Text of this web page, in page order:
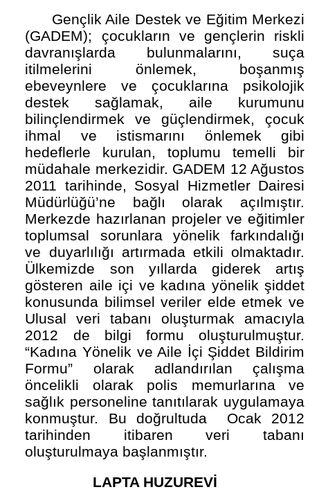
Gençlik Aile Destek ve Eğitim Merkezi
(GADEM); çocukların ve gençlerin riskli
davranışlarda bulunmalarını, suça
itilmelerini önlemek, boşanmış
ebeveynlere ve çocuklarına psikolojik
destek sağlamak, aile kurumunu
bilinçlendirmek ve güçlendirmek, çocuk
ihmal ve istismarını önlemek gibi
hedeflerle kurulan, toplumu temelli bir
müdahale merkezidir. GADEM 12 Ağustos
2011 tarihinde, Sosyal Hizmetler Dairesi
Müdürlüğü’ne bağlı olarak açılmıştır.
Merkezde hazırlanan projeler ve eğitimler
toplumsal sorunlara yönelik farkındalığı
ve duyarlılığı artırmada etkili olmaktadır.
Ülkemizde son yıllarda giderek artış
gösteren aile içi ve kadına yönelik şiddet
konusunda bilimsel veriler elde etmek ve
Ulusal veri tabanı oluşturmak amacıyla
2012 de bilgi formu oluşturulmuştur.
“Kadına Yönelik ve Aile İçi Şiddet Bildirim
Formu” olarak adlandırılan çalışma
öncelikli olarak polis memurlarına ve
sağlık personeline tanıtılarak uygulamaya
konmuştur. Bu doğrultuda Ocak 2012
tarihinden itibaren veri tabanı
oluşturulmaya başlanmıştır.
LAPTA HUZUREVİ